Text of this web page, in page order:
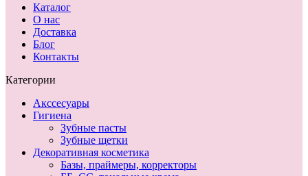
Каталог
О нас
Доставка
Блог
Контакты
Категории
Акссесуары
Гигиена
Зубные пасты
Зубные щетки
Декоративная косметика
Базы, праймеры, корректоры